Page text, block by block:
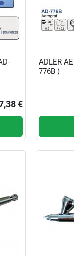
€
ADLER
776B )